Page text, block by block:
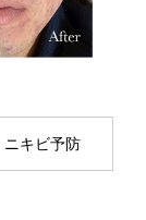
ニキビ予防